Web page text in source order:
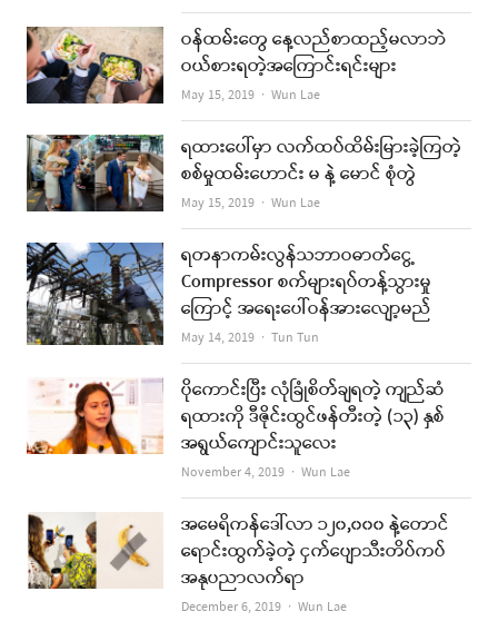
ဝန်ထမ်းတွေ နေ့လည်စာထည့်မလာဘဲ
ဝယ်စားရတဲ့အကြောင်းရင်းများ
May 15, 2019 Author
Wun Lae
ရထားပေါ်မှာ လက်ထပ်ထိမ်းမြားခဲ့ကြတဲ့
စစ်မှုထမ်းဟောင်း မ နဲ့ မောင် စုံတွဲ
May 15, 2019 Author
Wun Lae
ရတနာကမ်းလွန်သဘာဝဓာတ်ငွေ့
Compressor စက်များရပ်တန့်သွားမှု
ကြောင့် အရေးပေါ်ဝန်အားလျော့မည်
May 14, 2019 Author
Tun Tun
ပိုကောင်းပြီး လုံခြုံစိတ်ချရတဲ့ ကျည်ဆံ
ရထားကို ဒီဇိုင်းထွင်ဖန်တီးတဲ့ (၁၃) နှစ်
အရွယ်ကျောင်းသူလေး
November 4, 2019 Author
Wun Lae
အမေရိကန်ဒေါ်လာ ၁၂၀,၀၀၀ နဲ့တောင်
ရောင်းထွက်ခဲ့တဲ့ ငှက်ပျောသီးတိပ်ကပ်
အနုပညာလက်ရာ
December 6, 2019 Author
Wun Lae